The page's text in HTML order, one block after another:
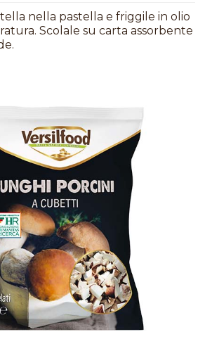
nella pastella e friggile in olio
Scolale su carta assorbente